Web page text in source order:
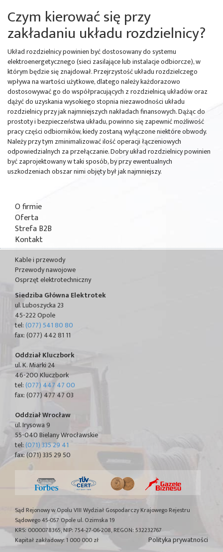
Czym kierować się przy
zakładaniu układu rozdzielnicy?
Układ rozdzielnicy powinien być dostosowany do systemu
elektroenergetycznego (sieci zasilające lub instalacje odbiorcze), w
którym będzie się znajdował. Przejrzystość układu rozdzielczego
wpływa na wartości użytkowe, dlatego należy każdorazowo
dostosowywać go do współpracujących z rozdzielnicą układów oraz
dążyć do uzyskania wysokiego stopnia niezawodności układu
rozdzielnicy przy jak najmniejszych nakładach finansowych. Dążąc do
prostoty i bezpieczeństwa układu, powinno się zapewnić możliwość
pracy części odbiorników, kiedy zostaną wyłączone niektóre obwody.
Należy przy tym zminimalizować ilość operacji łączeniowych
odpowiedzialnych za przełączanie. Dobry układ rozdzielnicy powinien
być zaprojektowany w taki sposób, by przy ewentualnych
uszkodzeniach obszar nimi objęty był jak najmniejszy.
O firmie
Oferta
Strefa B2B
Kontakt
Kable i przewody
Przewody nawojowe
Osprzęt elektrotechniczny
Siedziba Główna Elektrotek
ul. Luboszycka 23
45-222 Opole
tel:(077) 541 80 80
fax: (077) 442 81 11
Oddział Kluczbork
ul. K. Miarki 24
46-200 Kluczbork
tel:(077) 447 47 00
fax: (077) 477 47 03
Oddział Wrocław
ul. Irysowa 9
55-040 Bielany Wrocławskie
tel:(071) 335 29 41
fax: (071) 335 29 50
Sąd Rejonowy w Opolu VIII Wydział Gospodarczy Krajowego Rejestru
Sądowego 45-057 Opole ul. Ozimska 19
KRS: 0000078365, NIP: 754-27-06-208, REGON: 532232767
Kapitał zakładowy: 1 000 000 zł
Polityka prywatności